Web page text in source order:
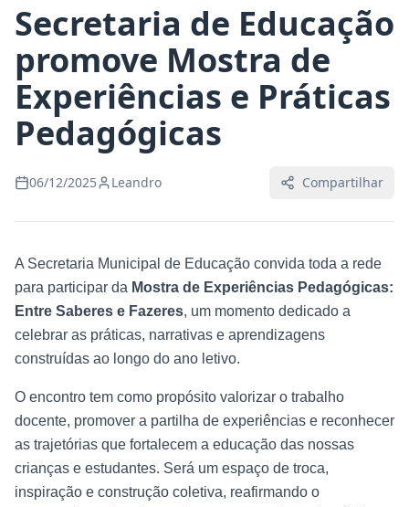
Secretaria de Educação
promove Mostra de
Experiências e Práticas
Pedagógicas
06/12/2025 Leandro Compartilhar
A Secretaria Municipal de Educação convida toda a rede
para participar da Mostra de Experiências Pedagógicas:
Entre Saberes e Fazeres, um momento dedicado a
celebrar as práticas, narrativas e aprendizagens
construídas ao longo do ano letivo.
O encontro tem como propósito valorizar o trabalho
docente, promover a partilha de experiências e reconhecer
as trajetórias que fortalecem a educação das nossas
crianças e estudantes. Será um espaço de troca,
inspiração e construção coletiva, reafirmando o